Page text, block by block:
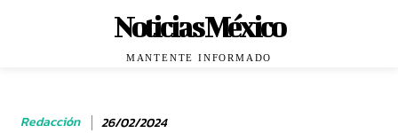
Noticias México
MANTENTE INFORMADO
Redacción 26/02/2024